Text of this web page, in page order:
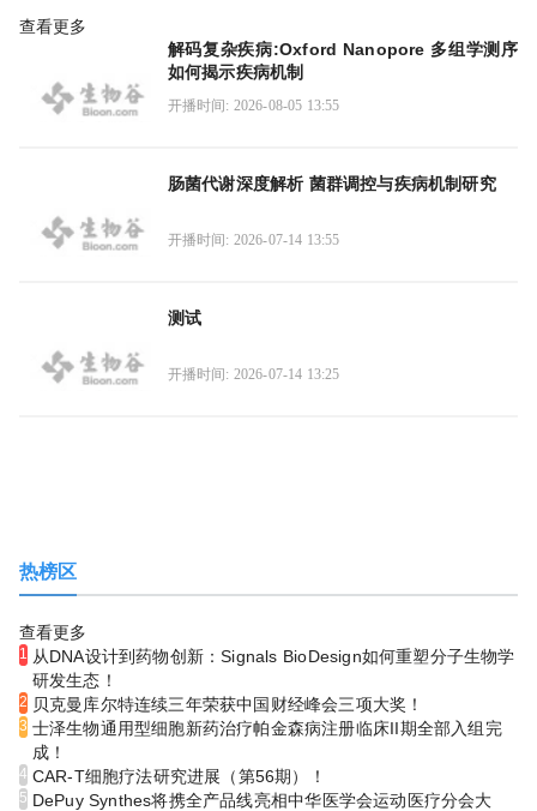
查看更多
解码复杂疾病:Oxford Nanopore 多组学测序
如何揭示疾病机制
开播时间: 2026-08-05 13:55
肠菌代谢深度解析 菌群调控与疾病机制研究
开播时间: 2026-07-14 13:55
测试
开播时间: 2026-07-14 13:25
热榜区
查看更多
1 从DNA设计到药物创新：Signals BioDesign如何重塑分子生物学
研发生态！
2 贝克曼库尔特连续三年荣获中国财经峰会三项大奖！
3 士泽生物通用型细胞新药治疗帕金森病注册临床II期全部入组完
成！
4 CAR-T细胞疗法研究进展（第56期）！
5 DePuy Synthes将携全产品线亮相中华医学会运动医疗分会大